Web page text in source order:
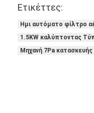
Ειδήσεις
Μιλήστε τώρα.
Ετικέττες:
Ημι αυτόματο φίλτρο
1.5KW καλύπτοντας
Μηχανή 7Pa